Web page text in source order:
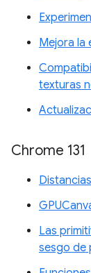
Mejora la
texturas
Chrome 131
Las
sesgo de